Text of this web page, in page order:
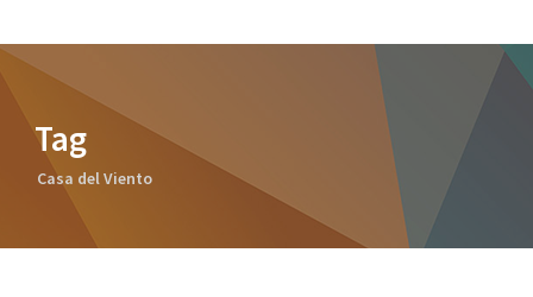
Tag
Casa del Viento